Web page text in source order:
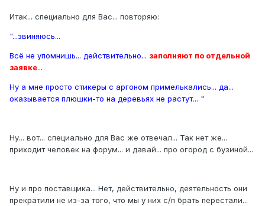
Итак... специально для Вас... повторяю:
"...звиняюсь...
Всё не упомнишь... действительно... заполняют по отдельной
заявке...
Ну а мне просто стикеры с аргоном примелькались... да...
оказывается плюшки-то на деревьях не растут... "
Ну... вот... специально для Вас же отвечал... Так нет же...
приходит человек на форум... и давай... про огород с бузиной...
Ну и про поставщика... Нет, действительно, деятельность они
прекратили не из-за того, что мы у них с/п брать перестали...